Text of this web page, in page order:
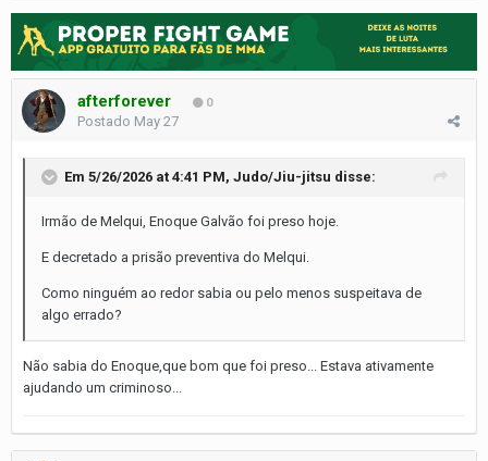
afterforever 0
Postado May 27
Em 5/26/2026 at 4:41 PM, Judo/Jiu-jitsu disse:
Irmão de Melqui, Enoque Galvão foi preso hoje.
E decretado a prisão preventiva do Melqui.
Como ninguém ao redor sabia ou pelo menos suspeitava de
algo errado?
Não sabia do Enoque,que bom que foi preso... Estava ativamente
ajudando um criminoso...